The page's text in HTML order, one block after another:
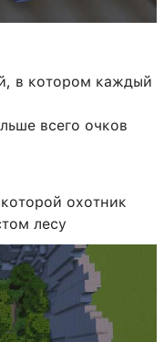
в котором каждый
всего очков
охотник
лесу